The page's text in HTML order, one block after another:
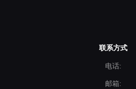
联系方式
电话:
邮箱: